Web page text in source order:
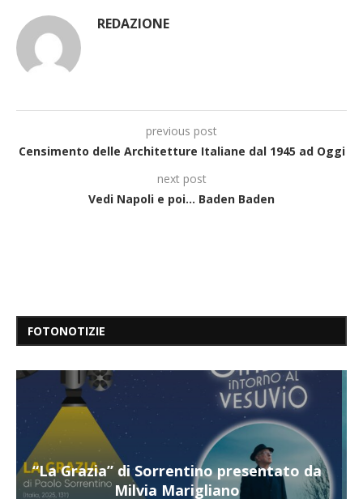
REDAZIONE
previous post
Censimento delle Architetture Italiane dal 1945 ad Oggi
next post
Vedi Napoli e poi… Baden Baden
FOTONOTIZIE
“Il respiro del mare”, personale di Terry
Mangiatordi